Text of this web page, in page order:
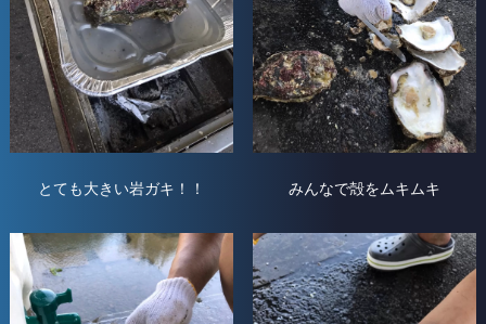
とても大きい岩ガキ！！ みんなで殻をムキムキ